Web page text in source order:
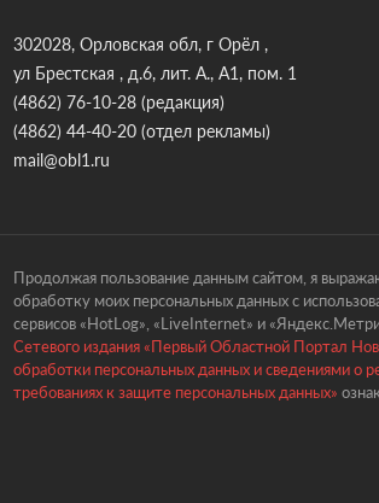
302028, Орловская обл, г Орёл ,
ул Брестская , д.6, лит. А., А1, пом. 1
(4862) 76-10-28(редакция)
(4862) 44-40-20(отдел рекламы)
mail@obl1.ru
Продолжая пользование данным сайтом, я
обработку моих персональных данных с
сервисов «HotLog», «LiveInternet» и
Сетевого издания «Первый Областной Портал
обработки персональных данных и сведениями о
требованиях к защите персональных данных»